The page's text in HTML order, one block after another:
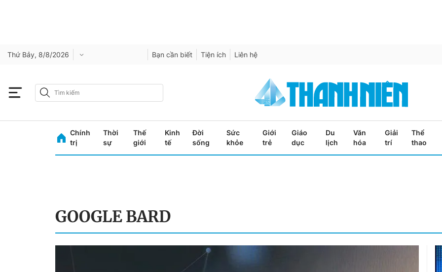
Thứ Bảy, 8/8/2026 Bạn cần biết Tiện ích Liên hệ
Chính
trị
Thời
sự
Thế
giới
Kinh
tế
Đời
sống
Sức
khỏe
Giới
trẻ
Giáo
dục
Du
lịch
Văn
hóa
Giải
trí
Thể
thao
GOOGLE BARD